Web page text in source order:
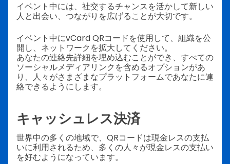
イベント中には、社交するチャンスを活かして新しい
人と出会い、つながりを広げることが大切です。
イベント中にvCard QRコードを使用して、組織を公
開し、ネットワークを拡大してください。
あなたの連絡先詳細を埋め込むことができ、すべての
ソーシャルメディアリンクを含めるオプションがあ
り、人々がさまざまなプラットフォームであなたに連
絡できるようにします。
キャッシュレス決済
世界中の多くの地域で、QRコードは現金レスの支払
いに利用されるため、多くの人々が現金レスの支払い
を好むようになっています。